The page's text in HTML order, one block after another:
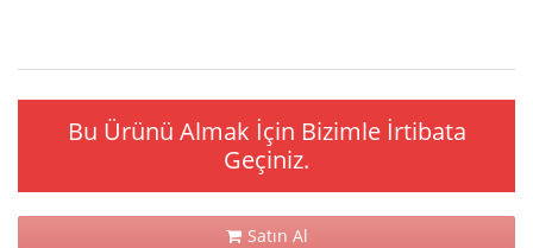
Bu Ürünü Almak İçin Bizimle İrtibata
Geçiniz.
Satın Al